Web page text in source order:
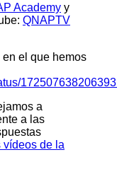
Academy y
QNAPTV
el que hemos
a
a las
vídeos de la